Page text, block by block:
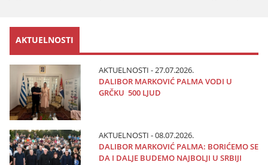
AKTUELNOSTI
AKTUELNOSTI - 27.07.2026.
DALIBOR MARKOVIĆ PALMA VODI U
GRČKU 500 LJUD
AKTUELNOSTI - 08.07.2026.
DALIBOR MARKOVIĆ PALMA: BORIĆEMO SE
DA I DALJE BUDEMO NAJBOLJI U SRBIJI